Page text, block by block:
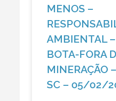
MENOS –
AMBIENTAL –
BOTA-FORA
MINERAÇÃO
SC – 05/02/